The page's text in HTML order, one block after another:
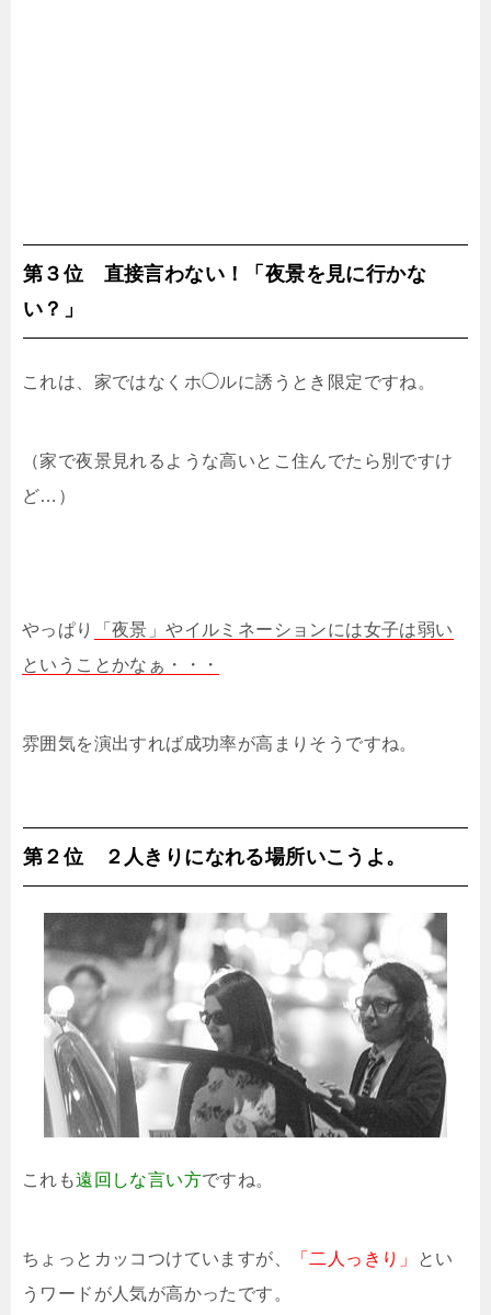
第３位 直接言わない！「夜景を見に行かな
い？」
これは、家ではなくホ◯ルに誘うとき限定ですね。
（家で夜景見れるような高いとこ住んでたら別ですけ
ど…）
やっぱり
「夜景」やイルミネーションには女子は弱い
ということかなぁ・・・
雰囲気を演出すれば成功率が高まりそうですね。
第２位 ２人きりになれる場所いこうよ。
これも遠回しな言い方ですね。
ちょっとカッコつけていますが、 「二人っきり」
とい
うワードが人気が高かったです。